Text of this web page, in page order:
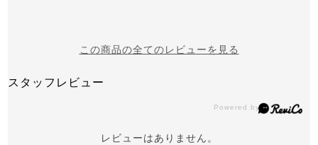
この商品の全てのレビューを見る
スタッフレビュー
レビューはありません。